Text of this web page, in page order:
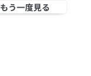
もう一度見る